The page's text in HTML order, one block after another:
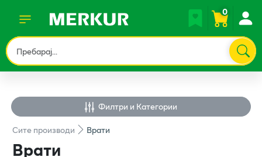
0
Филтри и Категории
Ситепроизводи Врати
Врати